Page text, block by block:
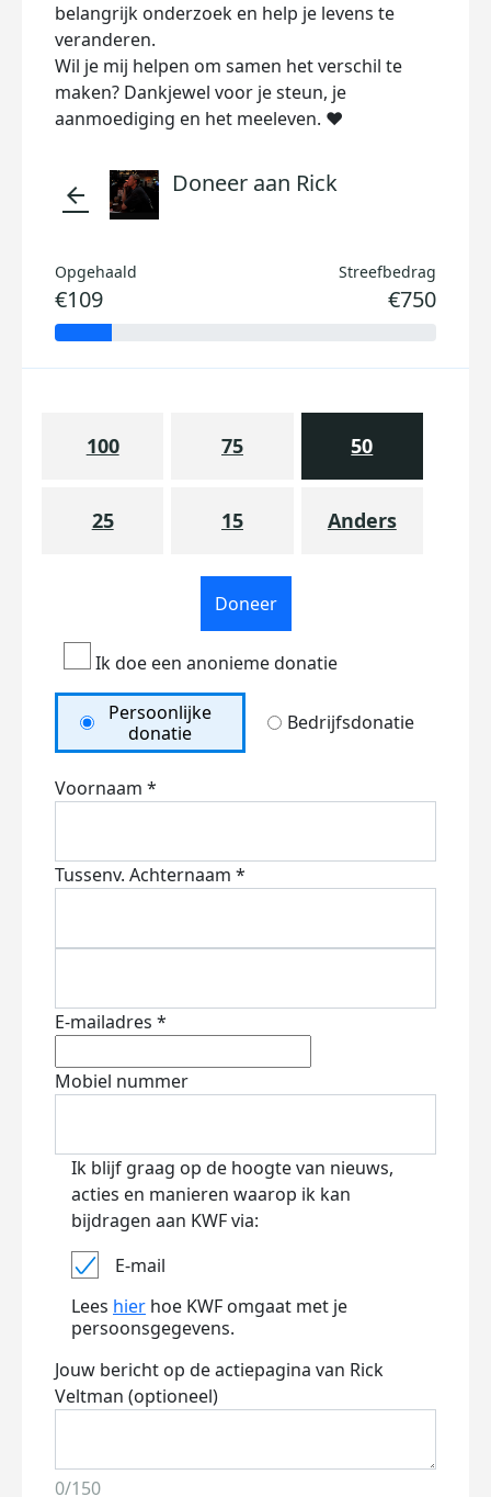
belangrijk onderzoek en help je levens te
veranderen.
Wil je mij helpen om samen het verschil te
maken? Dankjewel voor je steun, je
aanmoediging en het meeleven. ❤️
arrow_back Doneer aan Rick
Opgehaald
€109
Streefbedrag
€750
100 75 50
25 15 Anders
Doneer
Ik doe een anonieme donatie
Persoonlijke
donatie
Bedrijfsdonatie
Voornaam *
Tussenv. Achternaam *
E-mailadres *
Mobiel nummer
Ik blijf graag op de hoogte van nieuws,
acties en manieren waarop ik kan
bijdragen aan KWF via:
E-mail
Lees hier hoe KWF omgaat met je
persoonsgegevens.
Jouw bericht op de actiepagina van Rick
Veltman (optioneel)
0/150